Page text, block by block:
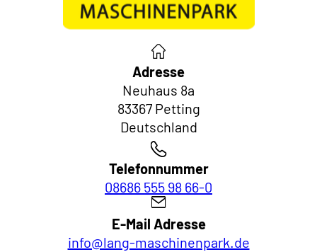
Adresse
Neuhaus 8a
83367 Petting
Deutschland
Telefonnummer
08686 555 98 66-0
E-Mail Adresse
info@lang-maschinenpark.de